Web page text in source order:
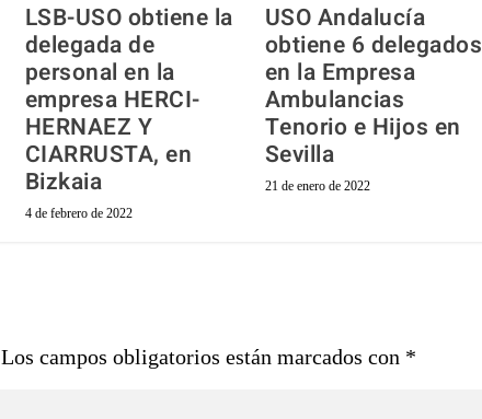
LSB-USO obtiene la
delegada de
personal en la
empresa HERCI-
HERNAEZ Y
CIARRUSTA, en
Bizkaia
4 de febrero de 2022
USO Andalucía
obtiene 6 delegados
en la Empresa
Ambulancias
Tenorio e Hijos en
Sevilla
21 de enero de 2022
Los campos obligatorios están marcados con *